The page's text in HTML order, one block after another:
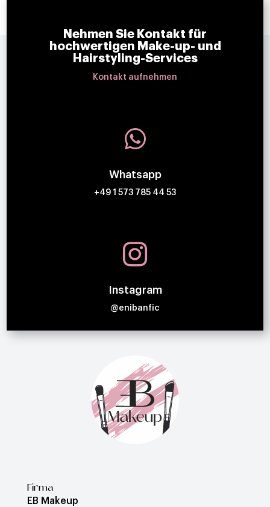
Nehmen Sie Kontakt für
hochwertigen Make-up- und
Hairstyling-Services
Kontakt aufnehmen

Whatsapp
+49 1 573 785 44 53

Instagram
@enibanfic
Firma
EB Makeup